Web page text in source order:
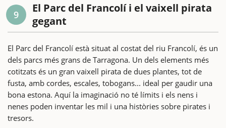
9
El Parc del Francolí i el vaixell pirata
gegant
El Parc del Francolí està situat al costat del riu Francolí, és un
dels parcs més grans de Tarragona. Un dels elements més
cotitzats és un gran vaixell pirata de dues plantes, tot de
fusta, amb cordes, escales, tobogans... ideal per gaudir una
bona estona. Aquí la imaginació no té límits i els nens i
nenes poden inventar les mil i una històries sobre pirates i
tresors.